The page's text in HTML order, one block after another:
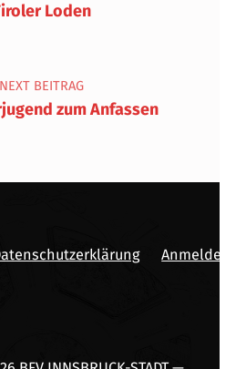
Loden
NEXT BEITRAG
zum Anfassen
Anmelden